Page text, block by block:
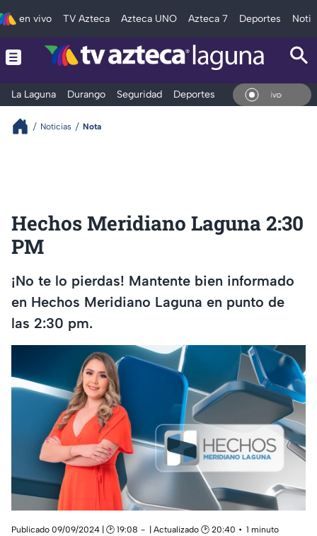
en vivo TV Azteca Azteca UNO Azteca 7 Deportes
La Laguna Durango Seguridad Deportes Entretenimiento En
Noticias Nota
Hechos Meridiano Laguna 2:30
PM
¡No te lo pierdas! Mantente bien informado
en Hechos Meridiano Laguna en punto de
las 2:30 pm.
Publicado 09/09/2024 | 🕑 19:08 | Actualizado 🕑 20:40
1 minuto